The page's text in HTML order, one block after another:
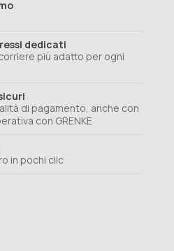
dedicati
più adatto per ogni
di pagamento, anche con
con GRENKE
in pochi clic